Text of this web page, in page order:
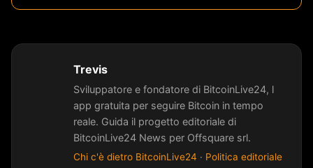
Trevis
Sviluppatore e fondatore di BitcoinLive24, l
app gratuita per seguire Bitcoin in tempo
reale. Guida il progetto editoriale di
BitcoinLive24 News per Offsquare srl.
Chi c'è dietro BitcoinLive24 · Politica editoriale